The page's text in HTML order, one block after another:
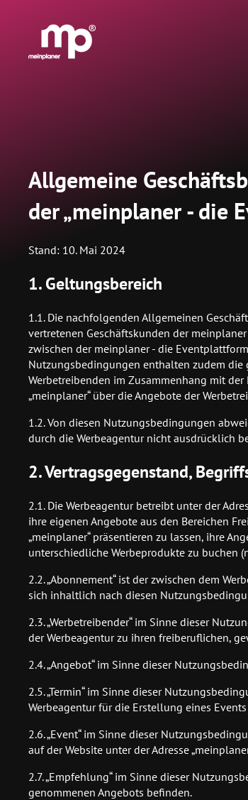
®
Allgemeine
der „meinplaner - die
Stand: 10. Mai 2024
1. Geltungsbereich
1.1. Die nachfolgenden Allgemeinen
vertretenen Geschäftskunden der
zwischen der meinplaner - die
Nutzungsbedingungen enthalten zudem
Werbetreibenden im Zusammenhang mit
„meinplaner“ über die Angebote der
1.2. Von diesen Nutzungsbedingungen
durch die Werbeagentur nicht ausdrücklich
2. Vertragsgegenstand,
2.1. Die Werbeagentur betreibt unter der
ihre eigenen Angebote aus den Bereichen
„meinplaner“ präsentieren zu lassen, ihre
unterschiedliche Werbeprodukte zu buchen
2.2. „Abonnement“ ist der zwischen dem
sich inhaltlich nach diesen
2.3. „Werbetreibender“ im Sinne dieser
der Werbeagentur zu ihren freiberuflichen,
2.4. „Angebot“ im Sinne dieser
2.5. „Termin“ im Sinne dieser
Werbeagentur für die Erstellung eines
2.6. „Event“ im Sinne dieser
auf der Website unter der Adresse
2.7. „Empfehlung“ im Sinne dieser
genommenen Angebots befinden.